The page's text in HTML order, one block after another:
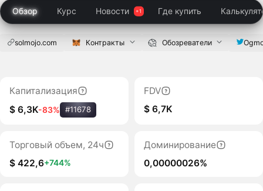
Обзор Курс Новости Где купить
solmojo.com Контракты Обозреватели
Капитализация
$ 6,3K-83% #11678
FDV
$ 6,7K
Торговый объем, 24ч
$ 422,6+744%
Доминирование
0,00000026%